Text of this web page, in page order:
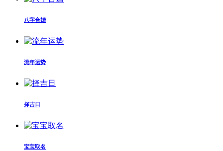
八字合婚
流年运势
择吉日
宝宝取名